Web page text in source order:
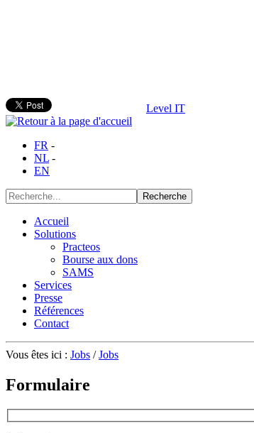
Level IT
FR -
NL -
EN
Accueil
Solutions
Practeos
Bourse aux dons
SAMS
Services
Presse
Références
Contact
Vous êtes ici : Jobs /Jobs
Formulaire